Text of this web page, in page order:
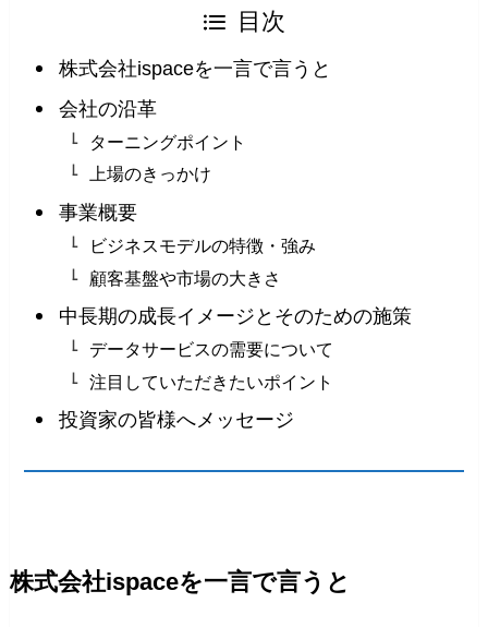
目次
株式会社ispaceを一言で言うと
会社の沿革
ターニングポイント
上場のきっかけ
事業概要
ビジネスモデルの特徴・強み
顧客基盤や市場の大きさ
中長期の成長イメージとそのための施策
データサービスの需要について
注目していただきたいポイント
投資家の皆様へメッセージ
株式会社ispaceを一言で言うと